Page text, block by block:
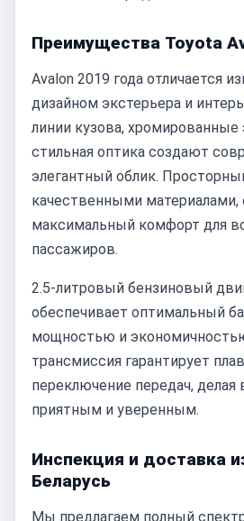
Преимущества Toyota
Avalon 2019 года отличается
дизайном экстерьера и
линии кузова,
стильная оптика создают
элегантный облик.
качественными материалами,
максимальный комфорт для
пассажиров.
2.5-литровый бензиновый
обеспечивает оптимальный
мощностью и
трансмиссия гарантирует
переключение передач, делая
приятным и уверенным.
Инспекция и доставка
Беларусь
Мы предлагаем полный